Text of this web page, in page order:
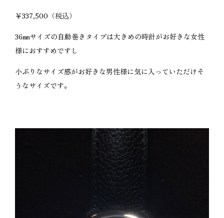
￥337,500（税込）
36㎜サイズの自動巻きタイプは大きめの時計がお好きな女性
様におすすめですし
小ぶりなサイズ感がお好きな男性様に気に入っていただけそ
うなサイズです。